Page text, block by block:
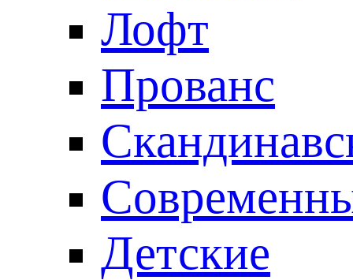
Лофт
Прованс
Детские